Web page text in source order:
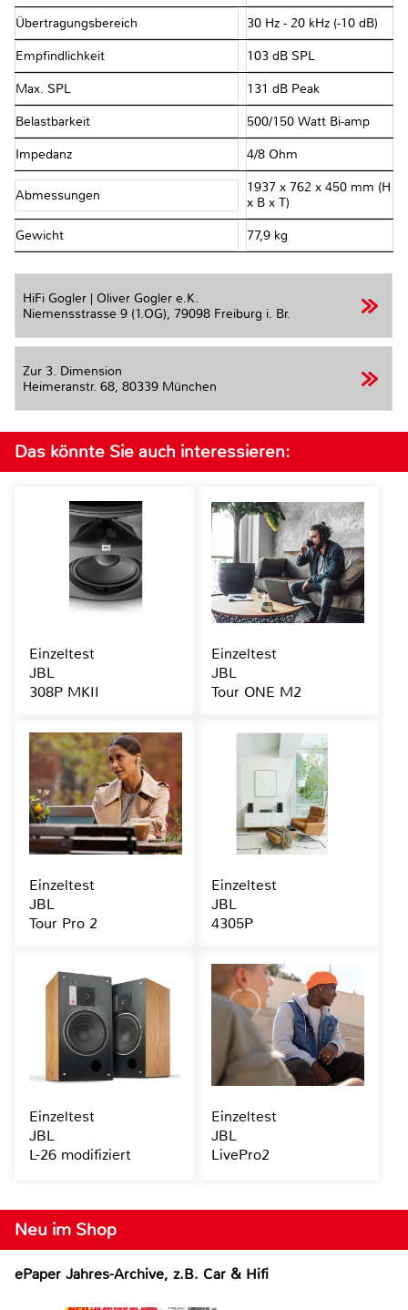
Übertragungsbereich 30 Hz - 20 kHz (-10 dB)
Empfindlichkeit 103 dB SPL
Max. SPL 131 dB Peak
Belastbarkeit 500/150 Watt Bi-amp
Impedanz 4/8 Ohm
Abmessungen
1937 x 762 x 450 mm (H
x B x T)
Gewicht 77,9 kg
HiFi Gogler | Oliver Gogler e.K.
Niemensstrasse 9 (1.OG), 79098 Freiburg i. Br.
Zur 3. Dimension
Heimeranstr. 68, 80339 München
Neu im Shop
ePaper Jahres-Archive, z.B. Car & Hifi
Das könnte Sie auch interessieren:
Einzeltest
JBL
308P MKII
Einzeltest
JBL
Tour ONE M2
Einzeltest
JBL
Tour Pro 2
Einzeltest
JBL
4305P
Einzeltest
JBL
L-26 modifiziert
Einzeltest
JBL
LivePro2